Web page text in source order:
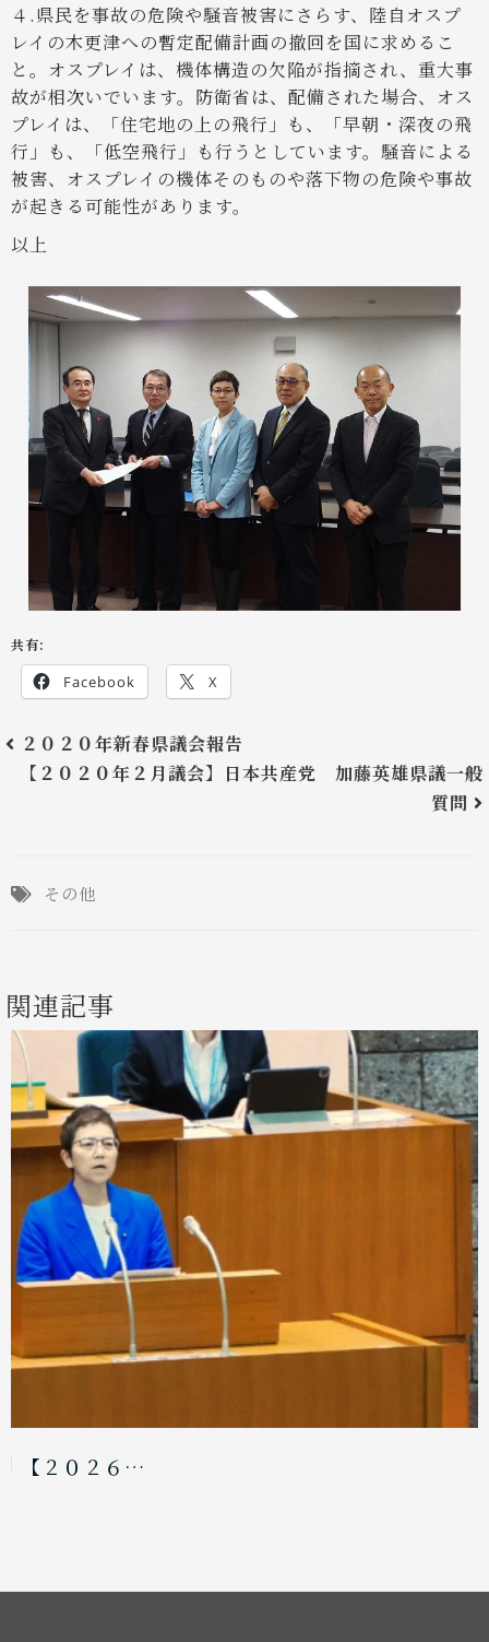
４.県民を事故の危険や騒音被害にさらす、陸自オスプ
レイの木更津への暫定配備計画の撤回を国に求めるこ
と。 オスプレイは、機体構造の欠陥が指摘され、重大事
故が相次いでいます。防衛省は、配備された場合、オス
プレイは、「住宅地の上の飛行」も、「早朝・深夜の飛
行」も、「低空飛行」も行うとしています。騒音による
被害、オスプレイの機体そのものや落下物の危険や事故
が起きる可能性があります。
以上
共有:
Facebook X
２０２０年新春県議会報告
【２０２０年２月議会】日本共産党 加藤英雄県議一般
質問
その他
関連記事
【２０２６…